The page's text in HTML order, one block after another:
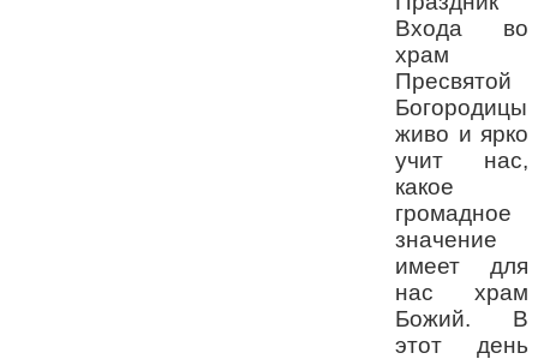
Входа во
храм
Пресвятой
Богородицы
живо и ярко
учит нас,
какое
громадное
значение
имеет для
нас храм
Божий. В
этот день